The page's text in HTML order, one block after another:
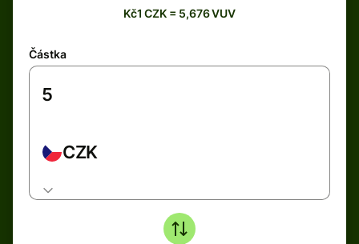
Kč1 CZK = 5,676 VUV
Částka
CZK